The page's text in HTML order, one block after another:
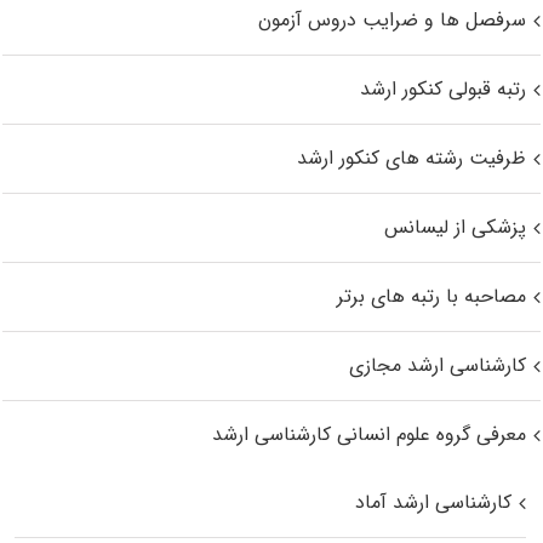
سرفصل ها و ضرایب دروس آزمون
رتبه قبولی کنکور ارشد
ظرفیت رشته های کنکور ارشد
پزشکی از لیسانس
مصاحبه با رتبه های برتر
کارشناسی ارشد مجازی
معرفی گروه علوم انسانی کارشناسی ارشد
کارشناسی ارشد آماد